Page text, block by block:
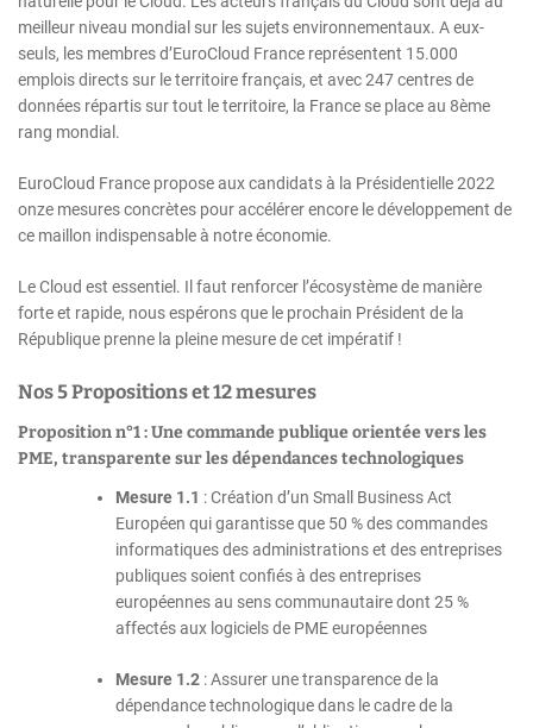
meilleur niveau mondial sur les sujets environnementaux. A eux-
seuls, les membres d’EuroCloud France représentent 15.000
emplois directs sur le territoire français, et avec 247 centres de
données répartis sur tout le territoire, la France se place au 8ème
rang mondial.
EuroCloud France propose aux candidats à la Présidentielle 2022
onze mesures concrètes pour accélérer encore le développement de
ce maillon indispensable à notre économie.
Le Cloud est essentiel. Il faut renforcer l’écosystème de manière
forte et rapide, nous espérons que le prochain Président de la
République prenne la pleine mesure de cet impératif !
Nos 5 Propositions et 12 mesures
Proposition n°1 : Une commande publique orientée vers les
PME, transparente sur les dépendances technologiques
Mesure 1.1 : Création d’un Small Business Act
Européen qui garantisse que 50 % des commandes
informatiques des administrations et des entreprises
publiques soient confiés à des entreprises
européennes au sens communautaire dont 25 %
affectés aux logiciels de PME européennes
Mesure 1.2 : Assurer une transparence de la
dépendance technologique dans le cadre de la